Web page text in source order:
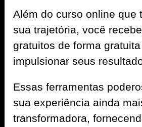
Além do curso online que
sua trajetória, você
gratuitos de forma
impulsionar seus
Essas ferramentas
sua experiência ainda
transformadora,